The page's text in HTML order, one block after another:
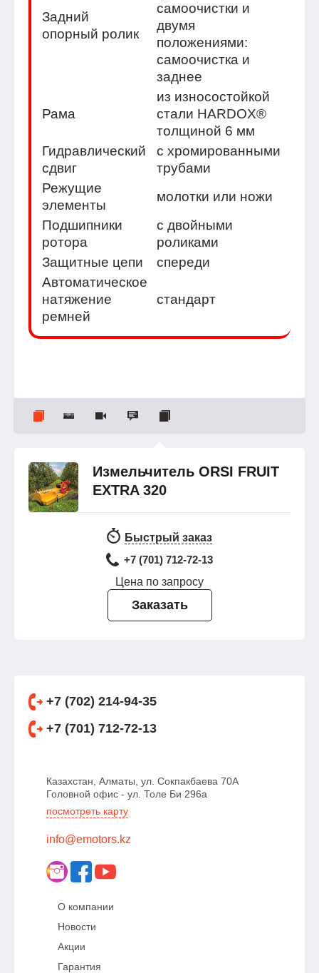
Задний
опорный ролик
самоочистки и
двумя
положениями:
самоочистка и
заднее
Рама
из износостойкой
стали HARDOX®
толщиной 6 мм
Гидравлический
сдвиг
с хромированными
трубами
Режущие
элементы
молотки или ножи
Подшипники
ротора
с двойными
роликами
Защитные цепи
спереди
Автоматическое
натяжение
ремней
стандарт
Измельчитель ORSI FRUIT
EXTRA 320
Быстрый заказ
+7 (701) 712-72-13
Цена по запросу
Заказать
+7 (702) 214-94-35
+7 (701) 712-72-13
Казахстан, Алматы, ул. Сокпакбаева 70А
Головной офис - ул. Толе Би 296а
посмотреть карту
info@emotors.kz
О компании
Новости
Акции
Гарантия